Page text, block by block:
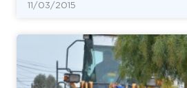
11/03/2015